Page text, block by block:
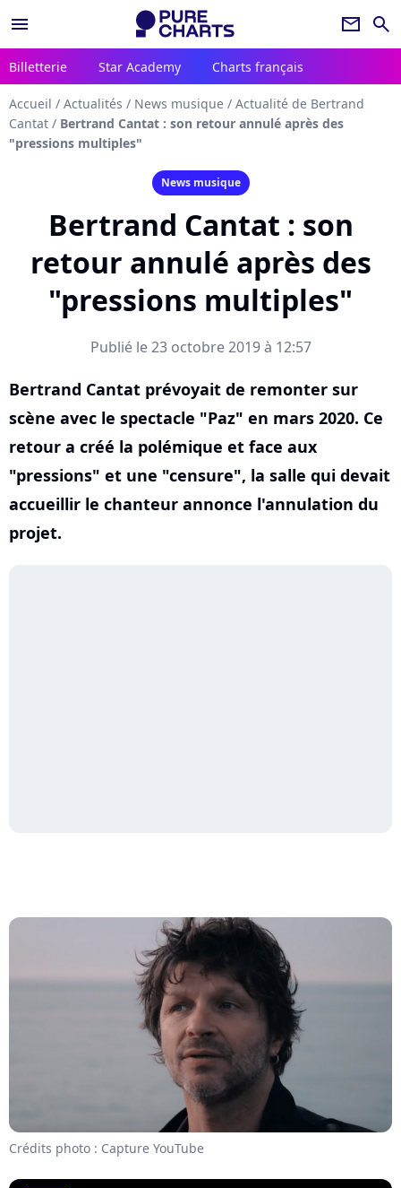
menu newsletter search
Billetterie Star Academy Charts français
Accueil / Actualités / News musique / Actualité de Bertrand
Cantat / Bertrand Cantat : son retour annulé après des
"pressions multiples"
News musique
Bertrand Cantat : son
retour annulé après des
"pressions multiples"
Publié le 23 octobre 2019 à 12:57
Bertrand Cantat prévoyait de remonter sur
scène avec le spectacle "Paz" en mars 2020. Ce
retour a créé la polémique et face aux
"pressions" et une "censure", la salle qui devait
accueillir le chanteur annonce l'annulation du
projet.
Crédits photo : Capture YouTube